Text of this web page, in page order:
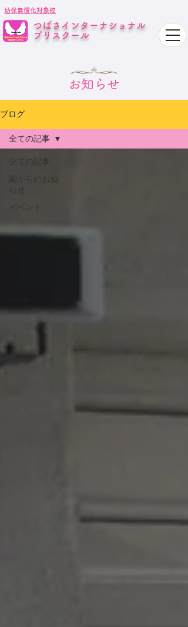
つばさインターナショナル
プリスクール
幼保無償化対象校
お知らせ
ブログ
園からのお知
全ての記事